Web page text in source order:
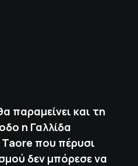
παραμείνει και τη
η Γαλλίδα
που πέρυσι
δεν μπόρεσε να